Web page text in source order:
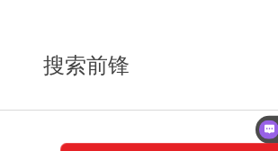
搜索前锋